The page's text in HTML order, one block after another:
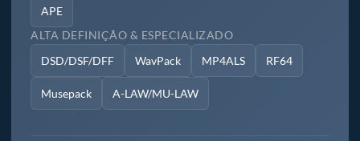
APE
ALTA DEFINIÇÃO & ESPECIALIZADO
DSD/DSF/DFF WavPack MP4ALS RF64
Musepack A-LAW/MU-LAW